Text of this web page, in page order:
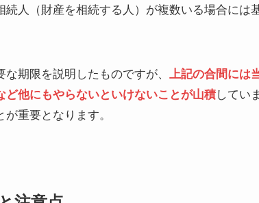
続人（財産を相続する人）が複数いる場合には
期限を説明したものですが、 上記の合間には
ど他にもやらないといけないことが山積してい
重要となります。